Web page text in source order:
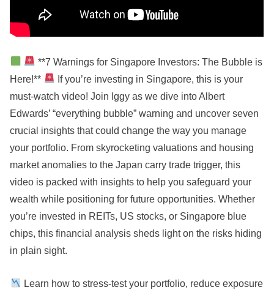
**7 Warnings for Singapore Investors: The Bubble is
Here!**
If you’re investing in Singapore, this is your
must-watch video! Join Iggy as we dive into Albert
Edwards’ “everything bubble” warning and uncover seven
crucial insights that could change the way you manage
your portfolio. From skyrocketing valuations and housing
market anomalies to the Japan carry trade trigger, this
video is packed with insights to help you safeguard your
wealth while positioning for future opportunities. Whether
you’re invested in REITs, US stocks, or Singapore blue
chips, this financial analysis sheds light on the risks hiding
in plain sight.
Learn how to stress-test your portfolio, reduce exposure